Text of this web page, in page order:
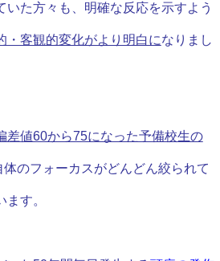
いた方々も、明確な反応を示すよう
・客観的変化がより明白になりまし
差値60から75になった予備校生の
体のフォーカスがどんどん絞られて
す。